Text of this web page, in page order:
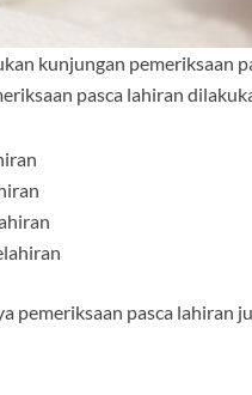
kunjungan pemeriksaan
pasca lahiran
pemeriksaan pasca lahiran